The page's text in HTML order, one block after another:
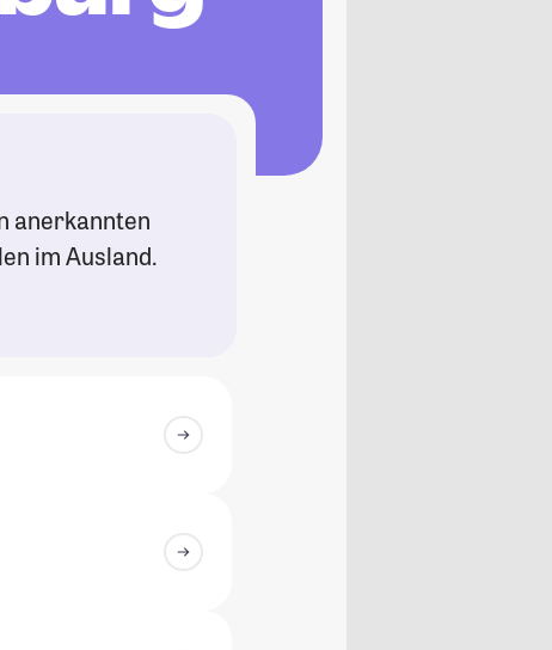
anerkannten
im Ausland.